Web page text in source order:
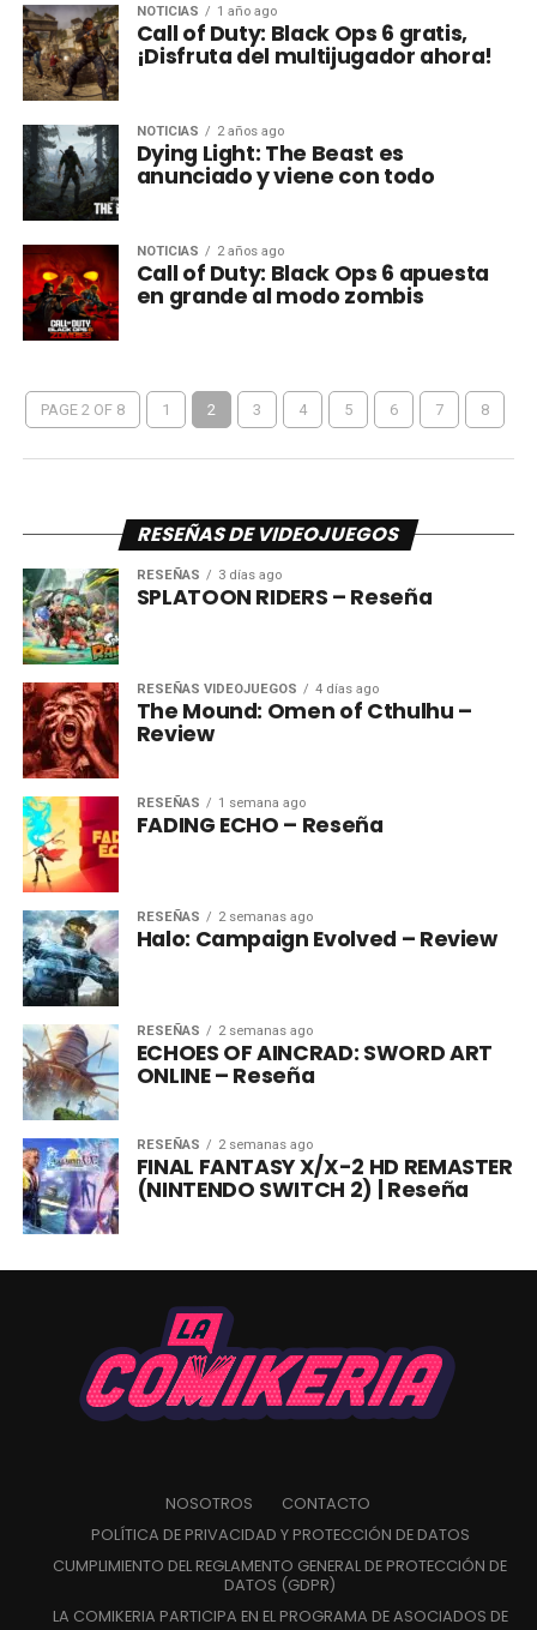
NOTICIAS 1 año ago
Call of Duty: Black Ops 6 gratis,
¡Disfruta del multijugador ahora!
NOTICIAS 2 años ago
Dying Light: The Beast es
anunciado y viene con todo
NOTICIAS 2 años ago
Call of Duty: Black Ops 6 apuesta
en grande al modo zombis
PAGE 2 OF 8 1 2 3 4 5 6 7 8
RESEÑAS DE VIDEOJUEGOS
RESEÑAS 3 días ago
SPLATOON RIDERS – Reseña
RESEÑAS VIDEOJUEGOS 4 días ago
The Mound: Omen of Cthulhu –
Review
RESEÑAS 1 semana ago
FADING ECHO – Reseña
RESEÑAS 2 semanas ago
Halo: Campaign Evolved – Review
RESEÑAS 2 semanas ago
ECHOES OF AINCRAD: SWORD ART
ONLINE – Reseña
RESEÑAS 2 semanas ago
FINAL FANTASY X/X-2 HD REMASTER
(NINTENDO SWITCH 2) | Reseña
NOSOTROS
CONTACTO
POLÍTICA DE PRIVACIDAD Y PROTECCIÓN DE DATOS
CUMPLIMIENTO DEL REGLAMENTO GENERAL DE PROTECCIÓN DE
DATOS (GDPR)
LA COMIKERIA PARTICIPA EN EL PROGRAMA DE ASOCIADOS DE